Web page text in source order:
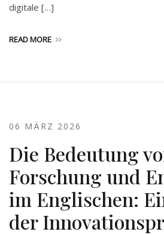
digitale […]
READ MORE
06 MÄRZ 2026
Die Bedeutung
Forschung und
im Englischen:
der